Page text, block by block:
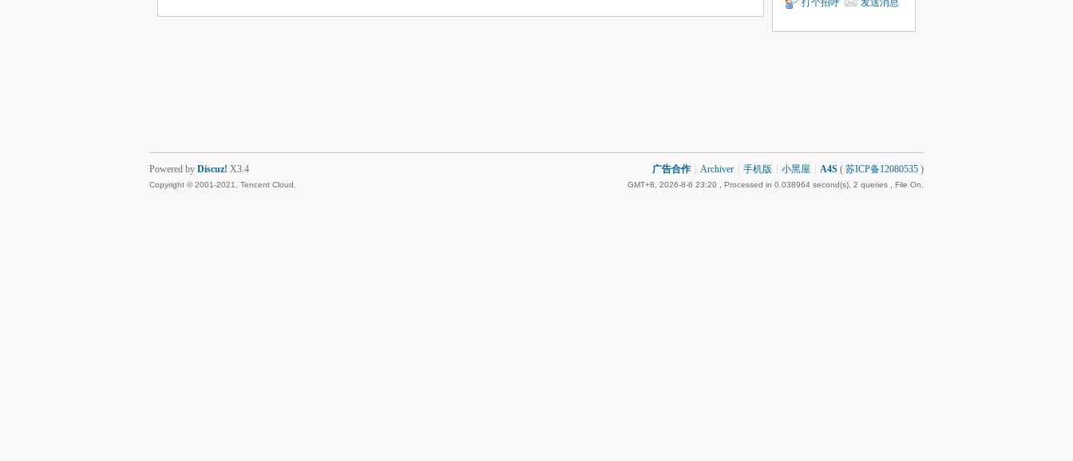
打个招呼
发送消息
广告合作 Archiver 手机版 小黑屋 A4S ( 苏ICP备12080535 )
GMT+8, 2026-8-6 23:20 , Processed in 0.038964 second(s), 2 queries , File On.
Powered by Discuz! X3.4
Copyright © 2001-2021, Tencent Cloud.